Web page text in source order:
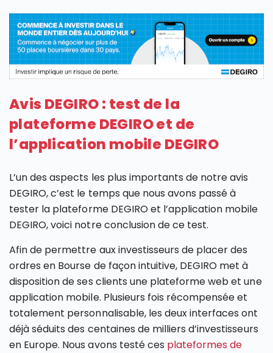
Avis DEGIRO : test de la
plateforme DEGIRO et de
l’application mobile DEGIRO
L’un des aspects les plus importants de notre avis
DEGIRO, c’est le temps que nous avons passé à
tester la plateforme DEGIRO et l’application mobile
DEGIRO, voici notre conclusion de ce test.
Afin de permettre aux investisseurs de placer des
ordres en Bourse de façon intuitive, DEGIRO met à
disposition de ses clients une plateforme web et une
application mobile. Plusieurs fois récompensée et
totalement personnalisable, les deux interfaces ont
déjà séduits des centaines de milliers d’investisseurs
en Europe. Nous avons testé ces plateformes de